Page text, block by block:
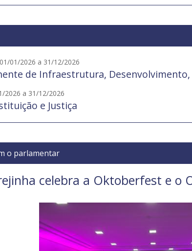
01/01/2026 a 31/12/2026
de Infraestrutura, Desenvolvimento,
2026 a 31/12/2026
e Justiça
o parlamentar
celebra a Oktoberfest e o